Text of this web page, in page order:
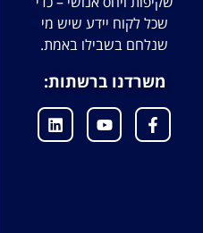
שכל לקוח יידע שיש מי
שנלחם בשבילו באמת.
משרדנו ברשתות: